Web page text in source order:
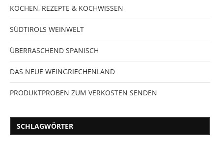
KOCHEN, REZEPTE & KOCHWISSEN
SÜDTIROLS WEINWELT
ÜBERRASCHEND SPANISCH
DAS NEUE WEINGRIECHENLAND
PRODUKTPROBEN ZUM VERKOSTEN SENDEN
SCHLAGWÖRTER